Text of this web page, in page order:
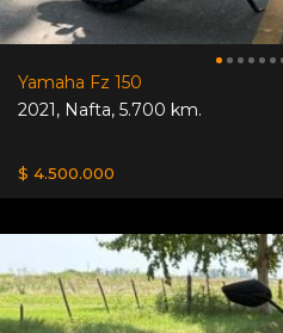
Yamaha Fz 150
2021, Nafta, 5.700 km.
$ 4.500.000